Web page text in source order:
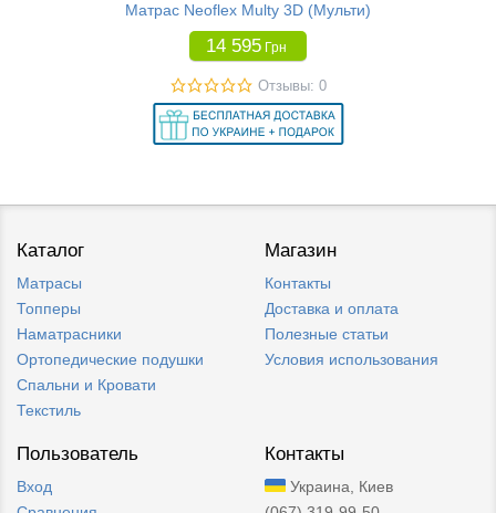
Матрас Neoflex Multy 3D (Мульти)
14 595 Грн
Отзывы: 0
Каталог
Матрасы
Топперы
Наматрасники
Ортопедические подушки
Спальни и Кровати
Текстиль
Магазин
Контакты
Доставка и оплата
Полезные статьи
Условия использования
Пользователь
Вход
Контакты
Украина, Киев